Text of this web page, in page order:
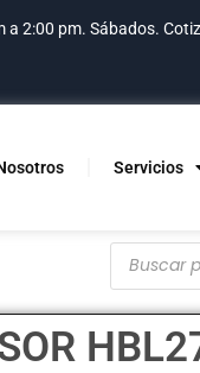
a 2:00 pm. Sábados.
Servicios